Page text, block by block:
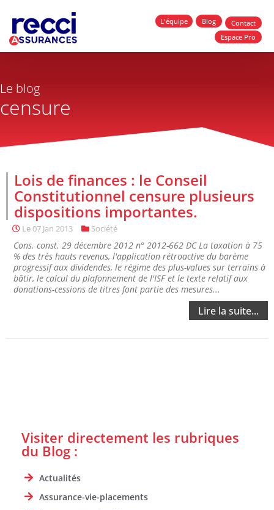
L'équipe Blog
Contact
Espace Pro
Le blog
censure
Lois de finances : le Conseil
Constitutionnel censure plusieurs
dispositions importantes.
Le07 Jan 2013 Société
Cons. const. 29 décembre 2012 n° 2012-662 DC La taxation à 75
% des très hauts revenus, l'application rétroactive du barème
progressif aux dividendes, le régime des plus-values sur terrains à
bâtir, le calcul du plafonnement de l'ISF et le texte relatif aux
donations-cessions de titres font partie des mesures...
Lire la suite...
Visiter directement les rubriques
du Blog :
Actualités
Assurance-vie-placements